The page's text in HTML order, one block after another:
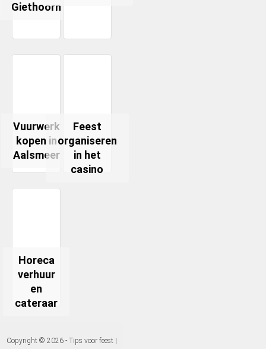
Giethoorn
Vuurwerk
kopen in
Aalsmeer
Feest
organiseren
in het
casino
Horeca
verhuur
en
cateraar
Copyright © 2026 - Tips voor feest |